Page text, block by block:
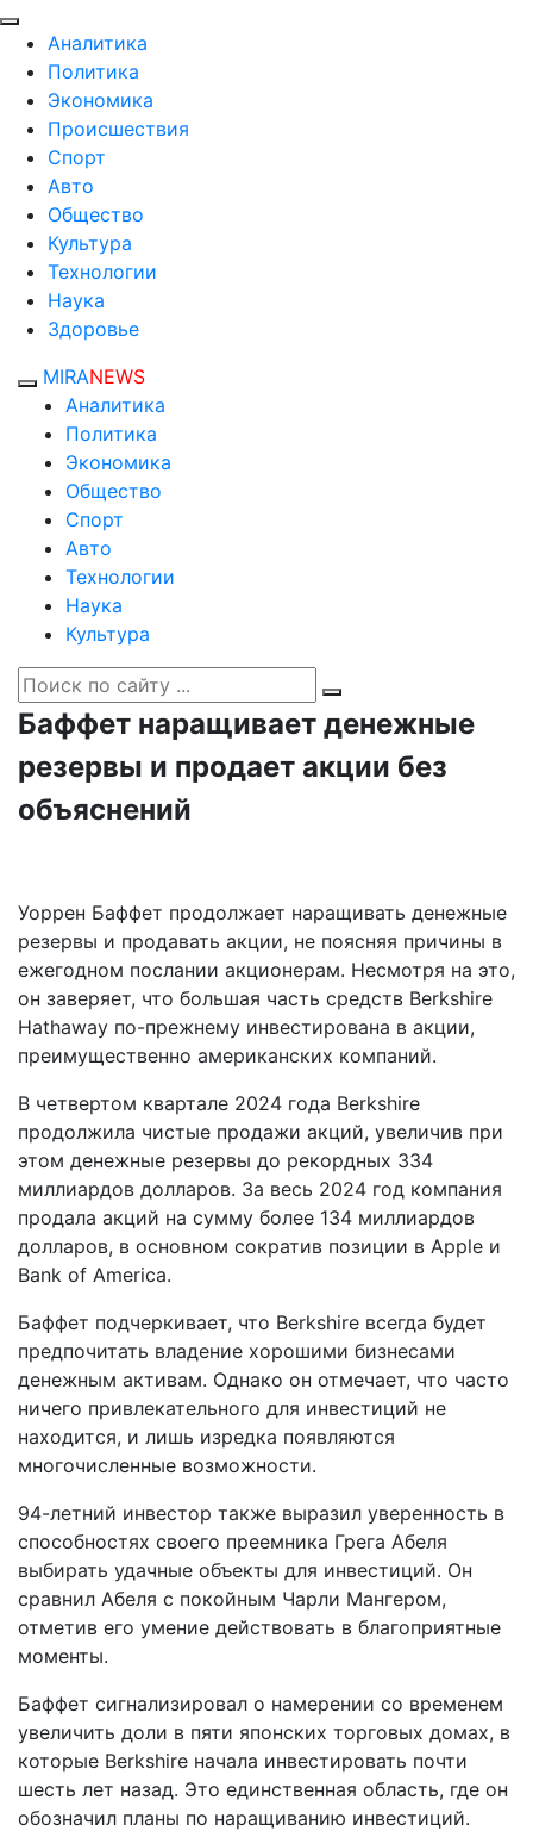
Аналитика
Политика
Экономика
Происшествия
Спорт
Авто
Общество
Культура
Технологии
Наука
Здоровье
MIRANEWS
Аналитика
Политика
Экономика
Общество
Спорт
Авто
Технологии
Наука
Культура
Баффет наращивает денежные
резервы и продает акции без
объяснений
Уоррен Баффет продолжает наращивать денежные
резервы и продавать акции, не поясняя причины в
ежегодном послании акционерам. Несмотря на это,
он заверяет, что большая часть средств Berkshire
Hathaway по-прежнему инвестирована в акции,
преимущественно американских компаний.
В четвертом квартале 2024 года Berkshire
продолжила чистые продажи акций, увеличив при
этом денежные резервы до рекордных 334
миллиардов долларов. За весь 2024 год компания
продала акций на сумму более 134 миллиардов
долларов, в основном сократив позиции в Apple и
Bank of America.
Баффет подчеркивает, что Berkshire всегда будет
предпочитать владение хорошими бизнесами
денежным активам. Однако он отмечает, что часто
ничего привлекательного для инвестиций не
находится, и лишь изредка появляются
многочисленные возможности.
94-летний инвестор также выразил уверенность в
способностях своего преемника Грега Абеля
выбирать удачные объекты для инвестиций. Он
сравнил Абеля с покойным Чарли Мангером,
отметив его умение действовать в благоприятные
моменты.
Баффет сигнализировал о намерении со временем
увеличить доли в пяти японских торговых домах, в
которые Berkshire начала инвестировать почти
шесть лет назад. Это единственная область, где он
обозначил планы по наращиванию инвестиций.